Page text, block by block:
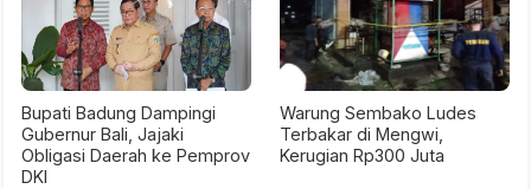
Bupati Badung Dampingi
Gubernur Bali, Jajaki
Obligasi Daerah ke Pemprov
DKI
Warung Sembako Ludes
Terbakar di Mengwi,
Kerugian Rp300 Juta